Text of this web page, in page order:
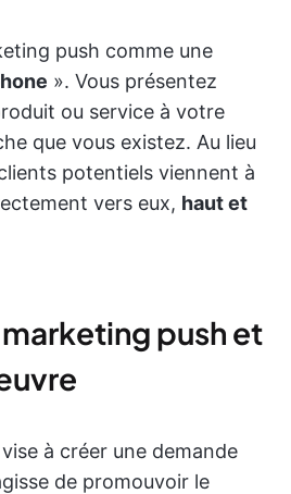
push comme une
». Vous présentez
ou service à votre
que vous existez. Au lieu
potentiels viennent à
vers eux, haut et
push et
à créer une demande
de promouvoir le